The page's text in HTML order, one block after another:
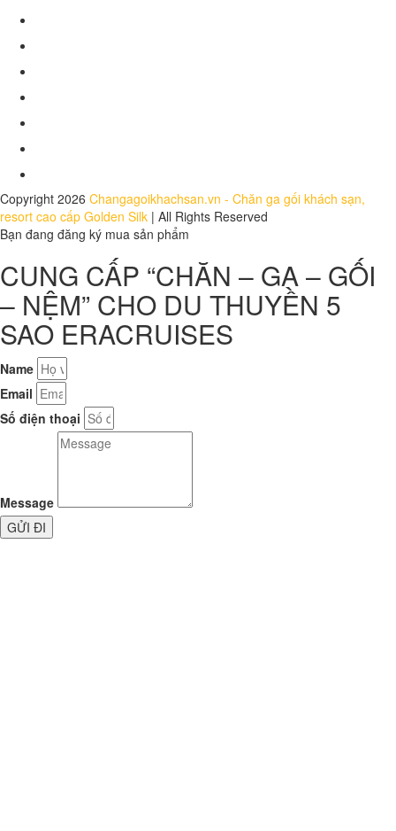
Copyright 2026 Changagoikhachsan.vn - Chăn ga gối khách sạn,
resort cao cấp Golden Silk | All Rights Reserved
Bạn đang đăng ký mua sản phẩm
CUNG CẤP “CHĂN – GA – GỐI
– NỆM” CHO DU THUYỀN 5
SAO ERACRUISES
Name
Email
Số điện thoại
Message
GỬI ĐI